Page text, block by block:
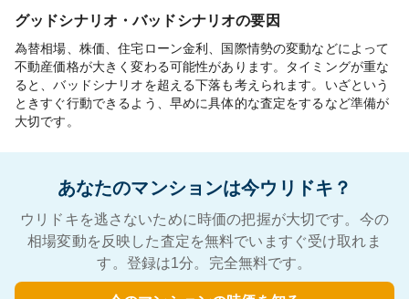
グッドシナリオ・バッドシナリオの要因
為替相場、株価、住宅ローン金利、国際情勢の変動などによって
不動産価格が大きく変わる可能性があります。タイミングが重な
ると、バッドシナリオを超える下落も考えられます。いざという
ときすぐ行動できるよう、早めに具体的な査定をするなど準備が
大切です。
あなたのマンションは今ウリドキ？
ウリドキを逃さないために時価の把握が大切です。今の
相場変動を反映した査定を無料でいますぐ受け取れま
す。登録は1分。完全無料です。